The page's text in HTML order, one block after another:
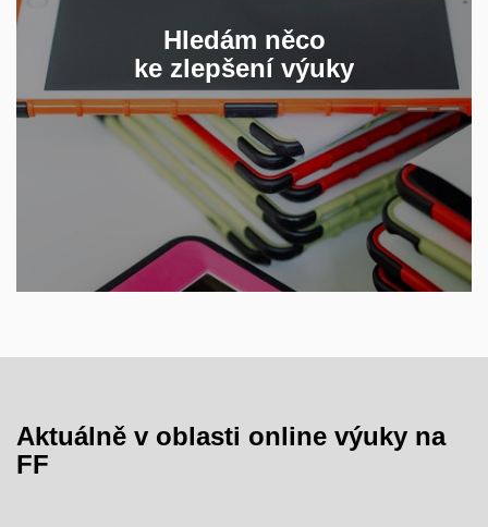
Hledám něco
ke zlepšení výuky
praxe, osvědčené tipy kolegů či nové technologie
JAK NA DÁLKU BUDOVAT
UČEBNÍ KOMUNITU?
Aktuálně v oblasti online výuky na
FF